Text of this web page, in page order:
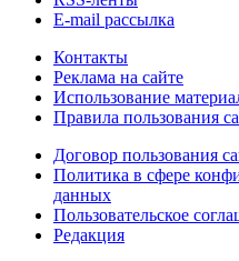
E-mail рассылка
Контакты
Реклама на сайте
Использование
Правила пользования
Договор пользования
Политика в сфере
данных
Пользовательское
Редакция